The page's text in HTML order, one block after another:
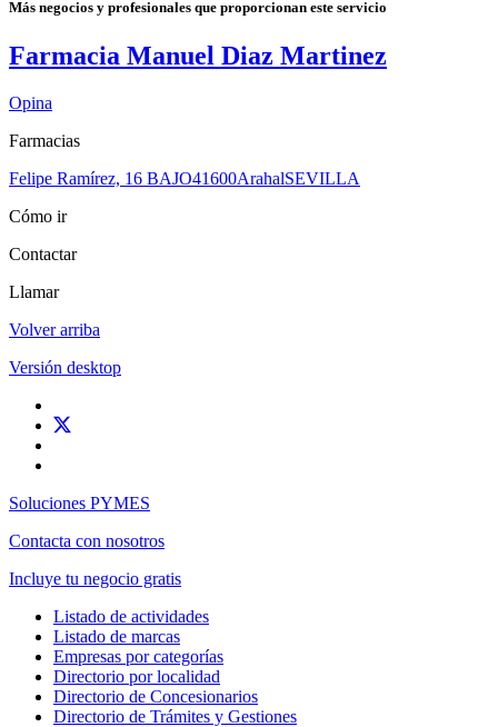
Más negocios y profesionales que proporcionan este servicio
Farmacia Manuel Diaz Martinez
Opina
Farmacias
Felipe Ramírez, 16 BAJO41600ArahalSEVILLA
Cómo ir
Contactar
Llamar
Volver arriba
Versión desktop
Soluciones PYMES
Contacta con nosotros
Incluye tu negocio gratis
Listado de actividades
Listado de marcas
Empresas por categorías
Directorio por localidad
Directorio de Concesionarios
Directorio de Trámites y Gestiones